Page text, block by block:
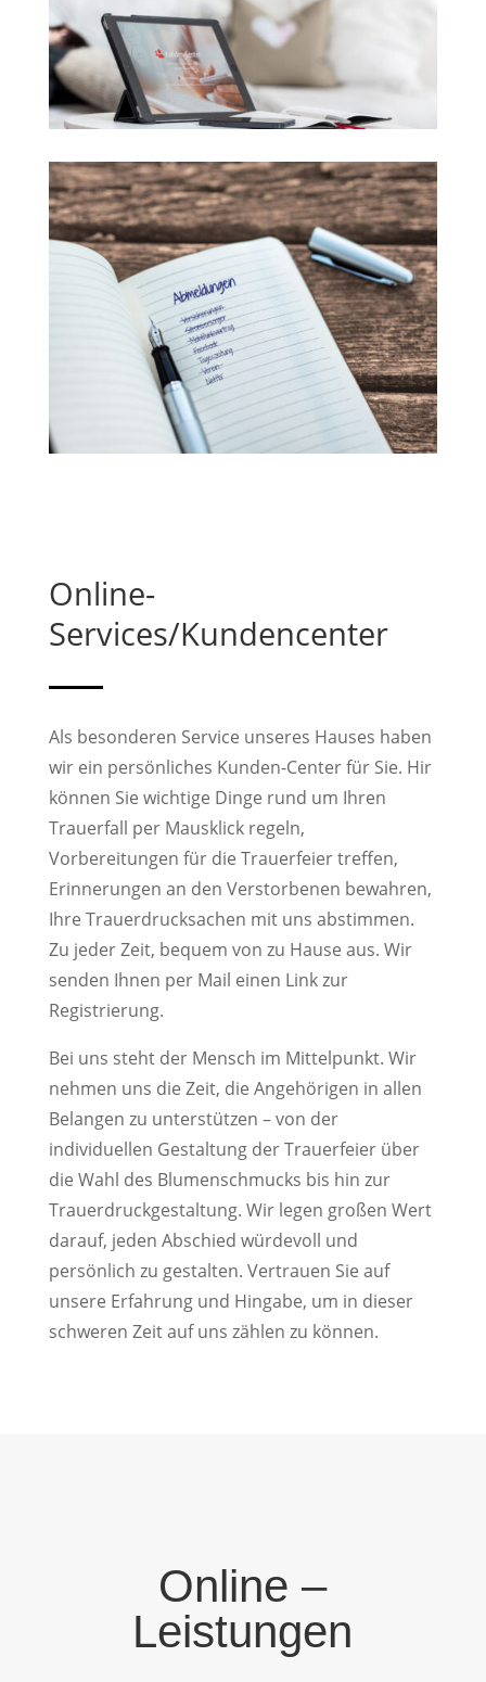
Online-
Services/Kundencenter
Als besonderen Service unseres Hauses haben
wir ein persönliches Kunden-Center für Sie. Hir
können Sie wichtige Dinge rund um Ihren
Trauerfall per Mausklick regeln,
Vorbereitungen für die Trauerfeier treffen,
Erinnerungen an den Verstorbenen bewahren,
Ihre Trauerdrucksachen mit uns abstimmen.
Zu jeder Zeit, bequem von zu Hause aus. Wir
senden Ihnen per Mail einen Link zur
Registrierung.
Bei uns steht der Mensch im Mittelpunkt. Wir
nehmen uns die Zeit, die Angehörigen in allen
Belangen zu unterstützen – von der
individuellen Gestaltung der Trauerfeier über
die Wahl des Blumenschmucks bis hin zur
Trauerdruckgestaltung. Wir legen großen Wert
darauf, jeden Abschied würdevoll und
persönlich zu gestalten. Vertrauen Sie auf
unsere Erfahrung und Hingabe, um in dieser
schweren Zeit auf uns zählen zu können.
Online –
Leistungen